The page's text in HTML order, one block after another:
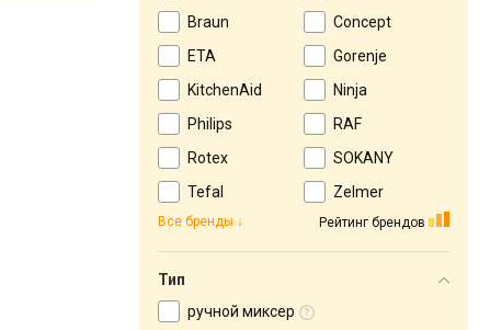
Braun
Concept
ETA
Gorenje
KitchenAid
Ninja
Philips
RAF
Rotex
SOKANY
Tefal
Zelmer
Рейтинг брендов
Все бренды
Тип
ручной миксер